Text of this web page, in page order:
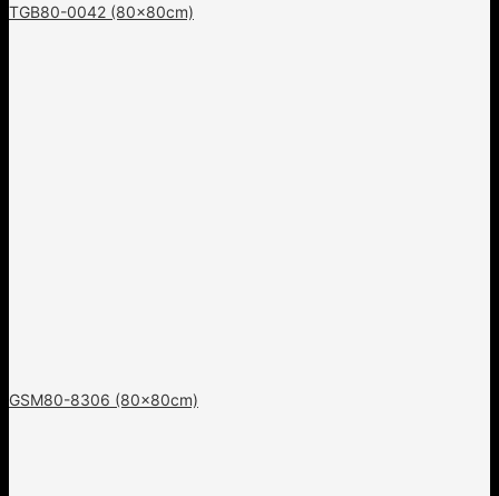
TGB80-0042 (80x80cm)
GSM80-8306 (80x80cm)